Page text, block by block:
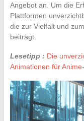
Angebot an. Um die
Plattformen
die zur Vielfalt und
beiträgt.
Lesetipp : Die
Animationen für